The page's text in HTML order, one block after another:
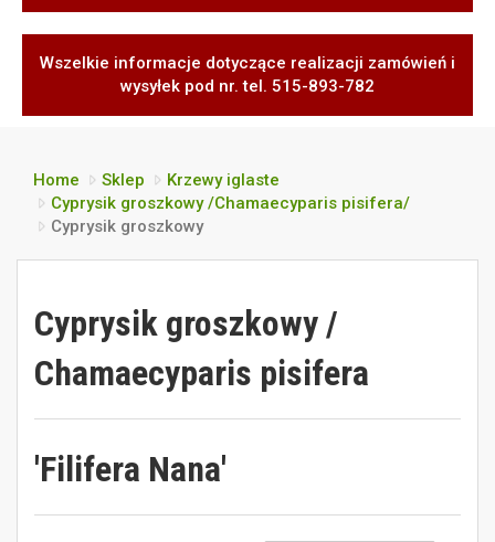
Wszelkie informacje dotyczące realizacji zamówień i
wysyłek pod nr. tel. 515-893-782
Home Sklep
Krzewy iglaste
Cyprysik groszkowy /Chamaecyparis pisifera/
Cyprysik groszkowy
Cyprysik groszkowy /
Chamaecyparis pisifera
'Filifera Nana'